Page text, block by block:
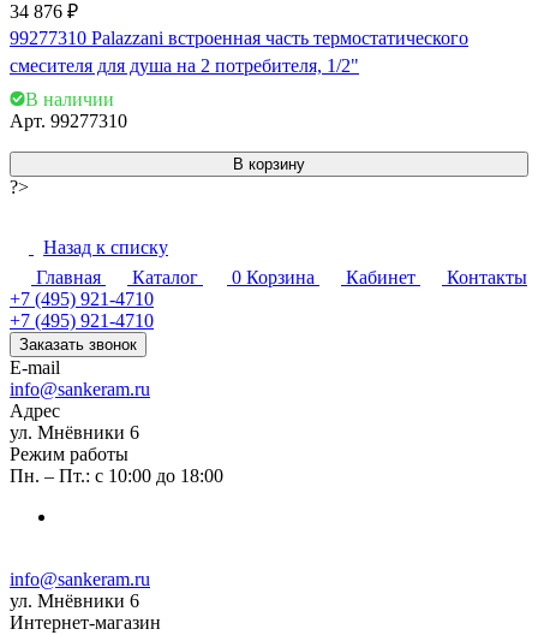
34 876 ₽
99277310 Palazzani встроенная часть термостатического
смесителя для душа на 2 потребителя, 1/2"
В наличии
Арт. 99277310
В корзину
?>
Назад к списку
Главная
Каталог 0 Корзина Кабинет
Контакты
+7 (495) 921-4710
+7 (495) 921-4710
Заказать звонок
E-mail
info@sankeram.ru
Адрес
ул. Мнёвники 6
Режим работы
Пн. – Пт.: с 10:00 до 18:00
info@sankeram.ru
ул. Мнёвники 6
Интернет-магазин